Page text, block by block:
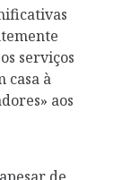
serviços
casa à
aos